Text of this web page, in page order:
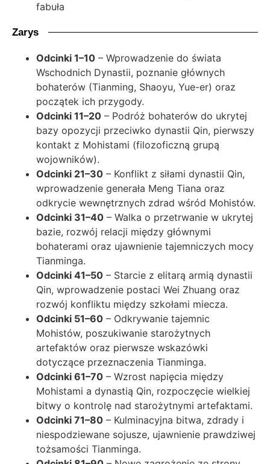
fabuła
Zarys
Odcinki 1–10 – Wprowadzenie do świata
Wschodnich Dynastii, poznanie głównych
bohaterów (Tianming, Shaoyu, Yue-er) oraz
początek ich przygody.
Odcinki 11–20 – Podróż bohaterów do ukrytej
bazy opozycji przeciwko dynastii Qin, pierwszy
kontakt z Mohistami (filozoficzną grupą
wojowników).
Odcinki 21–30 – Konflikt z siłami dynastii Qin,
wprowadzenie generała Meng Tiana oraz
odkrycie wewnętrznych zdrad wśród Mohistów.
Odcinki 31–40 – Walka o przetrwanie w ukrytej
bazie, rozwój relacji między głównymi
bohaterami oraz ujawnienie tajemniczych mocy
Tianminga.
Odcinki 41–50 – Starcie z elitarą armią dynastii
Qin, wprowadzenie postaci Wei Zhuang oraz
rozwój konfliktu między szkołami miecza.
Odcinki 51–60 – Odkrywanie tajemnic
Mohistów, poszukiwanie starożytnych
artefaktów oraz pierwsze wskazówki
dotyczące przeznaczenia Tianminga.
Odcinki 61–70 – Wzrost napięcia między
Mohistami a dynastią Qin, rozpoczęcie wielkiej
bitwy o kontrolę nad starożytnymi artefaktami.
Odcinki 71–80 – Kulminacyjna bitwa, zdrady i
niespodziewane sojusze, ujawnienie prawdziwej
tożsamości Tianminga.